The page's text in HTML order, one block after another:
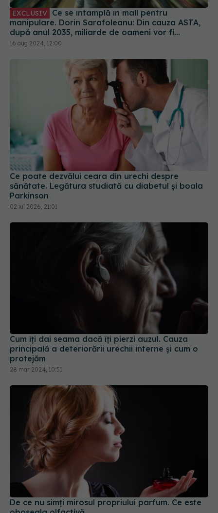
EXCLUSIV
manipulare. Dorin Sarafoleanu: Din cauza ASTA,
după anul 2035, miliarde de oameni vor fi
hipoacuzici și vor avea nevoie de proteze
auditive
16 aug 2024, 12:00
Ce poate dezvălui ceara din urechi despre
sănătate. Legătura studiată cu diabetul și boala
Parkinson
02 iul 2026, 21:01
Cum îți dai seama dacă îți pierzi auzul. Cauza
principală a deteriorării urechii interne și cum o
protejăm
28 mar 2024, 10:51
De ce nu simți mirosul propriului parfum. Ce este
oboseala olfactivă